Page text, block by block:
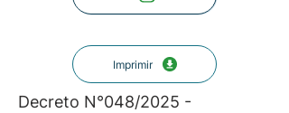
Imprimir
Decreto N°048/2025 -